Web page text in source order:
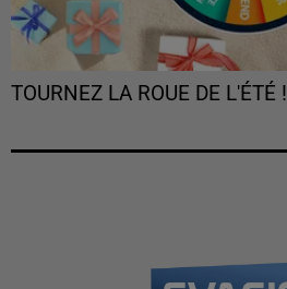
TOURNEZ LA ROUE DE L'ÉTÉ !